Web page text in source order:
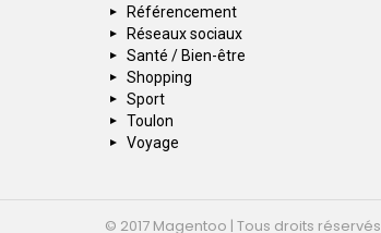
Référencement
Réseaux sociaux
Santé / Bien-être
Shopping
Sport
Toulon
Voyage
© 2017 Magentoo | Tous droits réservés